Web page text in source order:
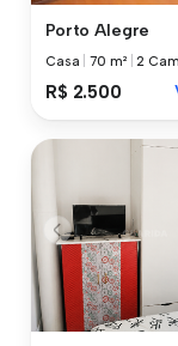
Porto Alegre
Casa |70 m² 2
R$ 2.500